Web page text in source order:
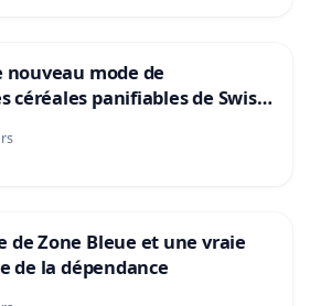
mode de
céréales panifiables de Swiss
la teneur en protéines
de Zone Bleue et une vraie
de la dépendance